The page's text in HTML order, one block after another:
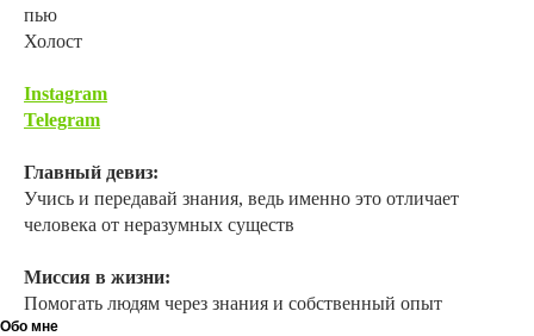
пью
Холост
Instagram
Telegram
Главный девиз:
Учись и передавай знания, ведь именно это отличает
человека от неразумных существ
Миссия в жизни:
Помогать людям через знания и собственный опыт
Обо мне